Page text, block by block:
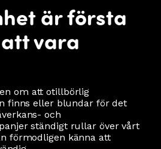
är första
vara
om att otillbörlig
finns eller blundar för det
och
ständigt rullar över vårt
förmodligen känna att